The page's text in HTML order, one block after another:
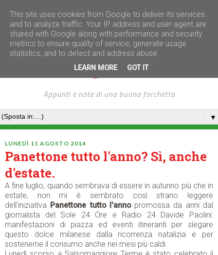
Appunti e note di una buona forchetta
▼
LUNEDÌ 11 AGOSTO 2014
Panettone tutto l'anno? Sì, anche
d'estate.
A fine luglio, quando sembrava di essere in autunno più che in
estate, non mi è sembrato così strano leggere
dell'iniziativa Panettone tutto l'anno promossa da anni dal
giornalista del Sole 24 Ore e Radio 24 Davide Paolini:
manifestazioni di piazza ed eventi itineranti per slegare
questo dolce milanese dalla ricorrenza natalizia e per
sostenerne il consumo anche nei mesi più caldi.
This site uses cookies from Google to deliver its services
and to analyze traffic. Your IP address and user-agent are
shared with Google along with performance and security
metrics to ensure quality of service, generate usage
statistics, and to detect and address abuse.
LEARN MORE GOT IT